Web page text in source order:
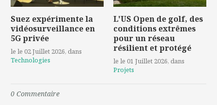
Suez expérimente la
vidéosurveillance en
5G privée
le le 02 Juillet 2026, dans
Technologies
L'US Open de golf, des
conditions extrêmes
pour un réseau
résilient et protégé
le le 01 Juillet 2026, dans
Projets
0 Commentaire